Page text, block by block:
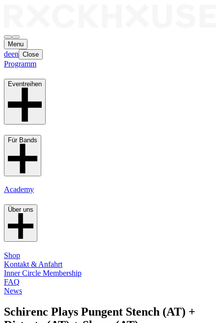
Menu
deen Close
Programm
Eventreihen
Für Bands
Academy
Über uns
Shop
Kontakt & Anfahrt
Inner Circle Membership
FAQ
News
Schirenc Plays Pungent Stench (AT) +